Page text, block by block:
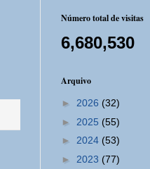
Número total de visitas
6,680,530
Arquivo
► 2026 (32)
► 2025 (55)
► 2024 (53)
► 2023 (77)